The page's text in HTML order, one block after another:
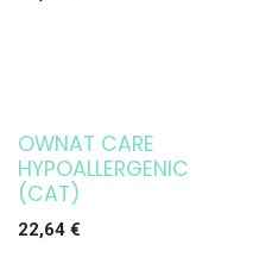
OWNAT CARE
HYPOALLERGENIC
(CAT)
22,64 €